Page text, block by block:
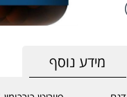
מידע נוסף